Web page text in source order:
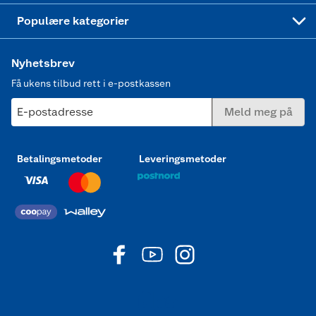
Populære kategorier
Nyhetsbrev
Få ukens tilbud rett i e-postkassen
E-postadresse Meld meg på
Betalingsmetoder Leveringsmetoder